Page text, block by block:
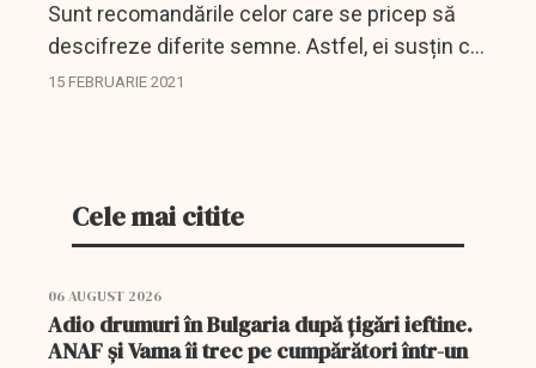
Sunt recomandările celor care se pricep să
descifreze diferite semne. Astfel, ei susțin că
pe 16 februarie este interzisă lenea. Mai exact,
15 FEBRUARIE 2021
Cele mai citite
06 AUGUST 2026
Adio drumuri în Bulgaria după țigări ieftine.
ANAF și Vama îi trec pe cumpărători într-un